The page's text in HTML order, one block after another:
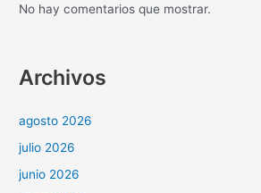
No hay comentarios que mostrar.
Archivos
agosto 2026
julio 2026
junio 2026